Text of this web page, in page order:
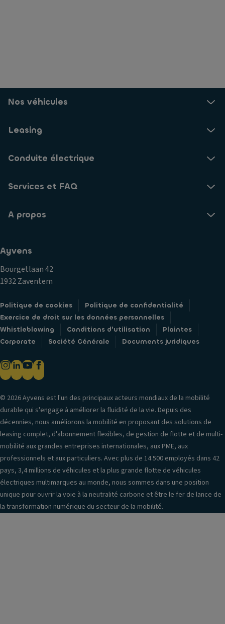
Nos véhicules
Leasing
Conduite électrique
Services et FAQ
A propos
Ayvens
Bourgetlaan 42
1932 Zaventem
Politique de cookies
Politique de confidentialité
Exercice de droit sur les données personnelles
Whistleblowing
Conditions d'utilisation
Plaintes
Corporate
Société Générale Documents juridiques
© 2026 Ayvens est l'un des principaux acteurs mondiaux de la mobilité
durable qui s'engage à améliorer la fluidité de la vie. Depuis des
décennies, nous améliorons la mobilité en proposant des solutions de
leasing complet, d'abonnement flexibles, de gestion de flotte et de multi-
mobilité aux grandes entreprises internationales, aux PME, aux
professionnels et aux particuliers. Avec plus de 14 500 employés dans 42
pays, 3,4 millions de véhicules et la plus grande flotte de véhicules
électriques multimarques au monde, nous sommes dans une position
unique pour ouvrir la voie à la neutralité carbone et être le fer de lance de
la transformation numérique du secteur de la mobilité.